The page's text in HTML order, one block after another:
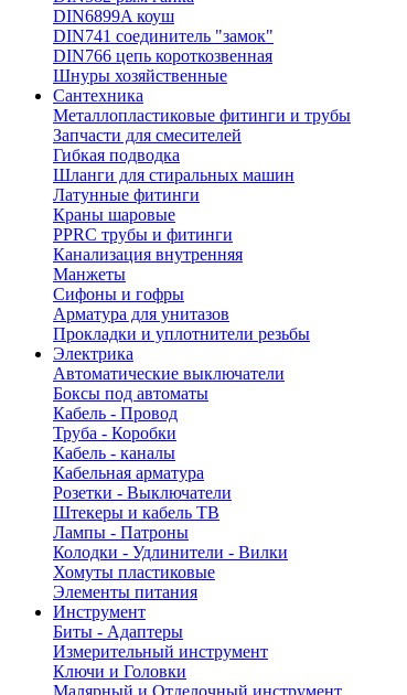
DIN6899A коуш
DIN741 соединитель "замок"
DIN766 цепь короткозвенная
Шнуры хозяйственные
Сантехника
Металлопластиковые фитинги и трубы
Запчасти для смесителей
Гибкая подводка
Шланги для стиральных машин
Латунные фитинги
Краны шаровые
PPRC трубы и фитинги
Канализация внутренняя
Манжеты
Сифоны и гофры
Арматура для унитазов
Прокладки и уплотнители резьбы
Электрика
Автоматические выключатели
Боксы под автоматы
Кабель - Провод
Труба - Коробки
Кабель - каналы
Кабельная арматура
Розетки - Выключатели
Штекеры и кабель ТВ
Лампы - Патроны
Колодки - Удлинители - Вилки
Хомуты пластиковые
Элементы питания
Инструмент
Биты - Адаптеры
Измерительный инструмент
Ключи и Головки
Малярный и Отделочный инструмент